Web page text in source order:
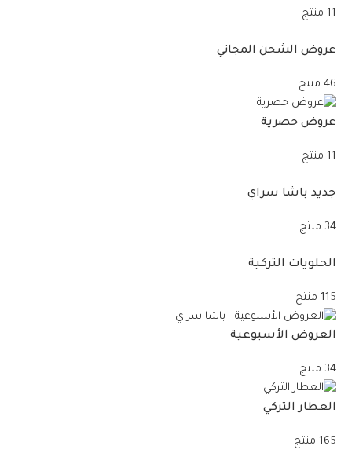
11 منتج
عروض الشحن المجاني
46 منتج
عروض حصرية
11 منتج
جديد باشا سراي
34 منتج
الحلويات التركية
115 منتج
العروض الأسبوعية
34 منتج
العطار التركي
165 منتج